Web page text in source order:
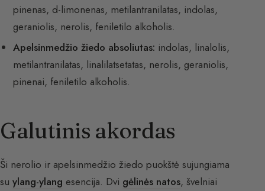
pinenas, d-limonenas, metilantranilatas, indolas,
geraniolis, nerolis, feniletilo alkoholis.
Apelsinmedžio žiedo absoliutas: indolas, linalolis,
metilantranilatas, linalilatsetatas, nerolis, geraniolis,
pinenai, feniletilo alkoholis.
Galutinis akordas
Ši nerolio ir apelsinmedžio žiedo puokštė sujungiama
su ylang-ylang esencija. Dvi gėlinės natos, švelniai